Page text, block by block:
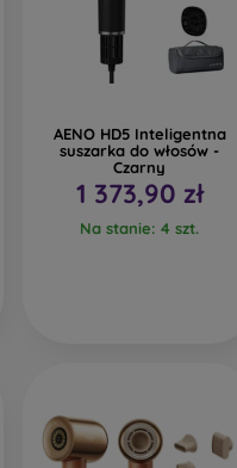
AENO HD5 Inteligentna
suszarka do włosów -
Czarny
1 373,90 zł
Na stanie: 4 szt.